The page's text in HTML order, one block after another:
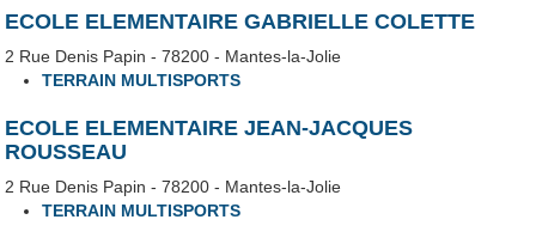
ECOLE ELEMENTAIRE GABRIELLE COLETTE
2 Rue Denis Papin - 78200 - Mantes-la-Jolie
TERRAIN MULTISPORTS
ECOLE ELEMENTAIRE JEAN-JACQUES
ROUSSEAU
2 Rue Denis Papin - 78200 - Mantes-la-Jolie
TERRAIN MULTISPORTS